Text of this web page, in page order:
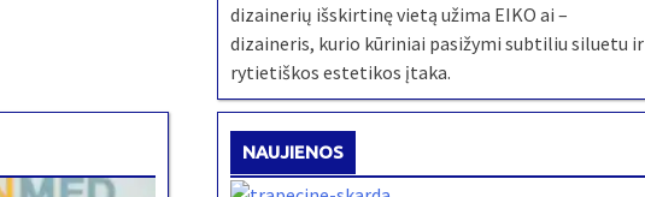
dizainerių išskirtinę vietą užima EIKO ai –
dizaineris, kurio kūriniai pasižymi subtiliu siluetu ir
rytietiškos estetikos įtaka.
NAUJIENOS